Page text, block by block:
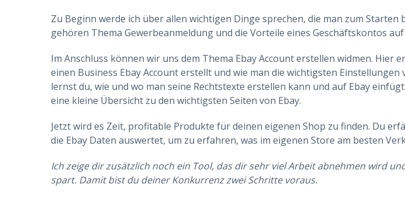
Zu Beginn werde ich über allen wichtigen Dinge sprechen, die man zum Starten
gehören Thema Gewerbeanmeldung und die Vorteile eines Geschäftskontos
Im Anschluss können wir uns dem Thema Ebay Account erstellen widmen. Hier
einen Business Ebay Account erstellt und wie man die wichtigsten Einstellungen
lernst du, wie und wo man seine Rechtstexte erstellen kann und auf Ebay
eine kleine Übersicht zu den wichtigsten Seiten von Ebay.
Jetzt wird es Zeit, profitable Produkte für deinen eigenen Shop zu finden. Du
die Ebay Daten auswertet, um zu erfahren, was im eigenen Store am besten
Ich zeige dir zusätzlich noch ein Tool, das dir sehr viel Arbeit abnehmen wird
spart. Damit bist du deiner Konkurrenz zwei Schritte voraus.